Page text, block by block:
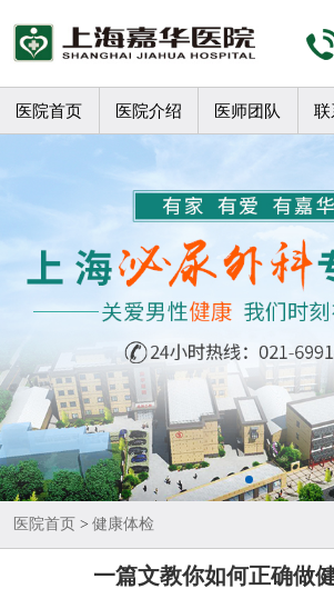
医院首页 医院介绍 医师团队 联
医院首页 > 健康体检
一篇文教你如何正确做